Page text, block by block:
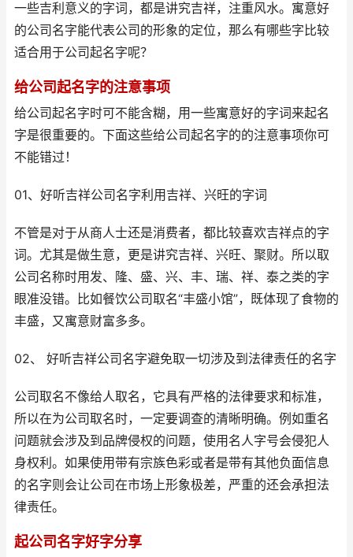
一些吉利意义的字词，都是讲究吉祥，注重风水。寓意好
的公司名字能代表公司的形象的定位，那么有哪些字比较
适合用于公司起名字呢？
给公司起名字的注意事项
给公司起名字时可不能含糊，用一些寓意好的字词来起名
字是很重要的。下面这些给公司起名字的的注意事项你可
不能错过！
01、好听吉祥公司名字利用吉祥、兴旺的字词
不管是对于从商人士还是消费者，都比较喜欢吉祥点的字
词。尤其是做生意，更是讲究吉祥、兴旺、聚财。所以取
公司名称时用发、隆、盛、兴、丰、瑞、祥、泰之类的字
眼准没错。比如餐饮公司取名“丰盛小馆”，既体现了食物的
丰盛，又寓意财富多多。
02、 好听吉祥公司名字避免取一切涉及到法律责任的名字
公司取名不像给人取名，它具有严格的法律要求和标准，
所以在为公司取名时，一定要调查的清晰明确。例如重名
问题就会涉及到品牌侵权的问题，使用名人字号会侵犯人
身权利。如果使用带有宗族色彩或者是带有其他负面信息
的名字则会让公司在市场上形象极差，严重的还会承担法
律责任。
起公司名字好字分享